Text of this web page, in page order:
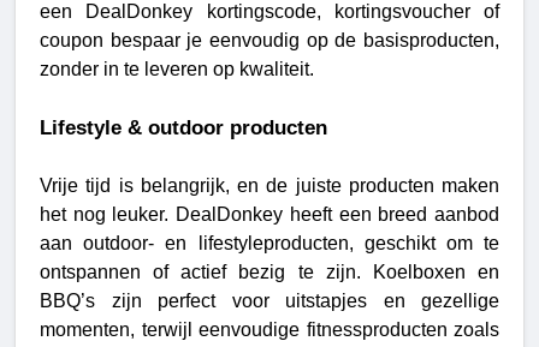
een DealDonkey kortingscode, kortingsvoucher of
coupon bespaar je eenvoudig op de basisproducten,
zonder in te leveren op kwaliteit.
Lifestyle & outdoor producten
Vrije tijd is belangrijk, en de juiste producten maken
het nog leuker. DealDonkey heeft een breed aanbod
aan outdoor- en lifestyleproducten, geschikt om te
ontspannen of actief bezig te zijn. Koelboxen en
BBQ’s zijn perfect voor uitstapjes en gezellige
momenten, terwijl eenvoudige fitnessproducten zoals